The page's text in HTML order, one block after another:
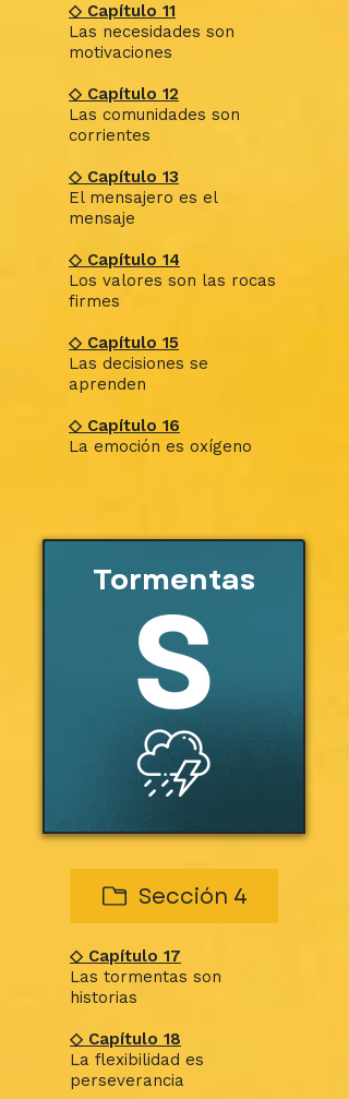
◇ Capítulo 11
Las necesidades son
motivaciones
◇ Capítulo 12
Las comunidades son
corrientes
◇ Capítulo 13
El mensajero es el
mensaje
◇ Capítulo 14
Los valores son las rocas
firmes
◇ Capítulo 15
Las decisiones se
aprenden
◇ Capítulo 16
La emoción es oxígeno
Tormentas
Sección 4
◇ Capítulo 17
Las tormentas son
historias
◇ Capítulo 18
La flexibilidad es
perseverancia